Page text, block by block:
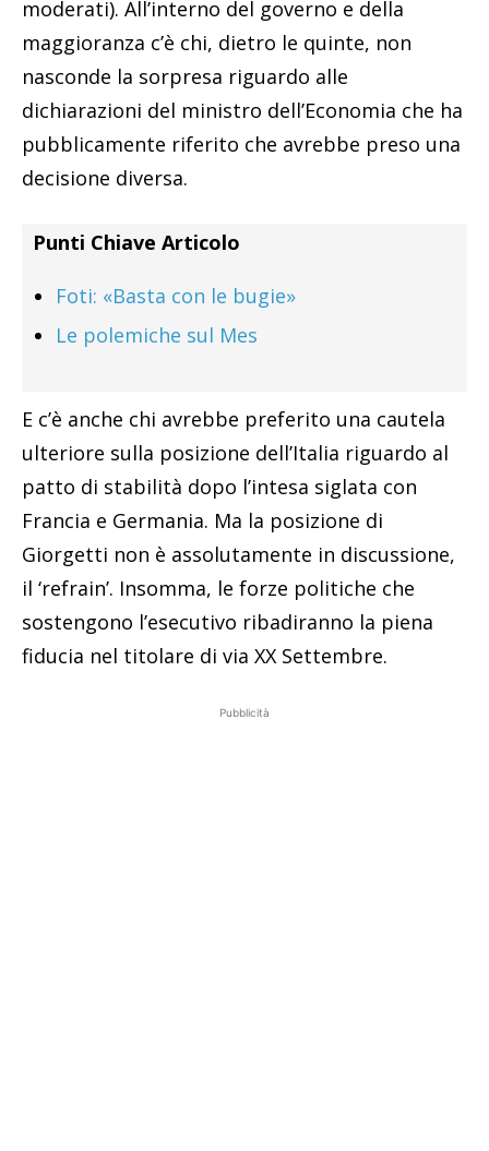
moderati). All’interno del governo e della
maggioranza c’è chi, dietro le quinte, non
nasconde la sorpresa riguardo alle
dichiarazioni del ministro dell’Economia che ha
pubblicamente riferito che avrebbe preso una
decisione diversa.
Punti Chiave Articolo
Foti: «Basta con le bugie»
Le polemiche sul Mes
E c’è anche chi avrebbe preferito una cautela
ulteriore sulla posizione dell’Italia riguardo al
patto di stabilità dopo l’intesa siglata con
Francia e Germania. Ma la posizione di
Giorgetti non è assolutamente in discussione,
il ‘refrain’. Insomma, le forze politiche che
sostengono l’esecutivo ribadiranno la piena
fiducia nel titolare di via XX Settembre.
Pubblicità